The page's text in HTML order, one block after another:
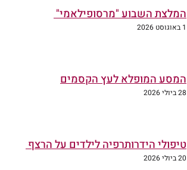
המלצת השבוע "מרסופילאמי"
1 באוגוסט 2026
המסע המופלא לעץ הקסמים
28 ביולי 2026
טיפולי הידרותרפיה לילדים על הרצף
20 ביולי 2026